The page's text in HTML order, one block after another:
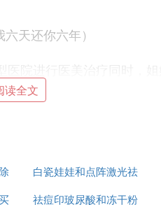
天还你六年）
。
几点：
读全文
白瓷娃娃和点阵激光祛
痘印哪个好
祛痘印玻尿酸和冻干粉